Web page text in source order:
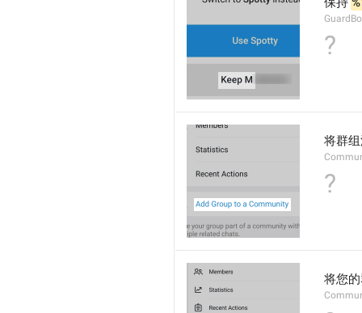
?
将群
?
将您